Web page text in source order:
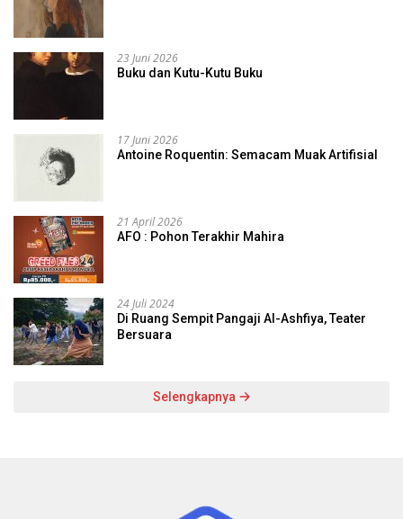
23 Juni 2026
Buku dan Kutu-Kutu Buku
17 Juni 2026
Antoine Roquentin: Semacam Muak Artifisial
21 April 2026
AFO : Pohon Terakhir Mahira
24 Juli 2024
Di Ruang Sempit Pangaji Al-Ashfiya, Teater
Bersuara
Selengkapnya